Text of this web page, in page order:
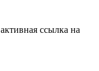
ссылка на